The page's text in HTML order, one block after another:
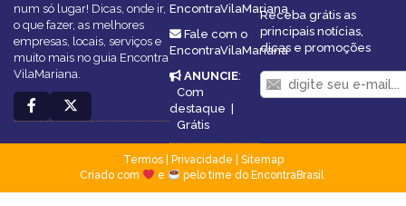
num só lugar! Dicas, onde ir,
o que fazer, as melhores
empresas, locais, serviços e
muito mais no guia Encontra
VilaMariana.
EncontraVilaMariana
Fale com o
EncontraVilaMariana
ANUNCIE:
Com
destaque |
Grátis
Receba grátis as
principais notícias,
dicas e promoções
Termos| Privacidade
Sitemap
Criado com
e pelo time do EncontraBrasil